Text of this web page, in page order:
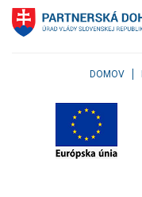
Klávesové
skratky
Skočiť
DOMOV